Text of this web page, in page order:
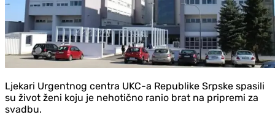
Ljekari Urgentnog centra UKC-a Republike Srpske spasili
su život ženi koju je nehotično ranio brat na pripremi za
svadbu.